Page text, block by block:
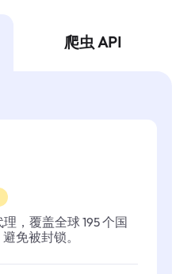
爬虫 API
理，覆盖全球 195 个国
免被封锁。